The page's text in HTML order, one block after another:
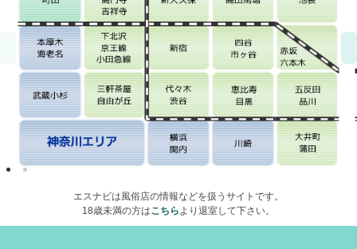
エスナビは風俗店の情報などを扱うサイトです。
18歳未満の方はこちらより退室して下さい。